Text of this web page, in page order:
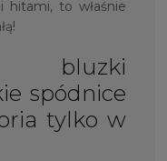
hitami, to właśnie
bluzki
spódnice
tylko w